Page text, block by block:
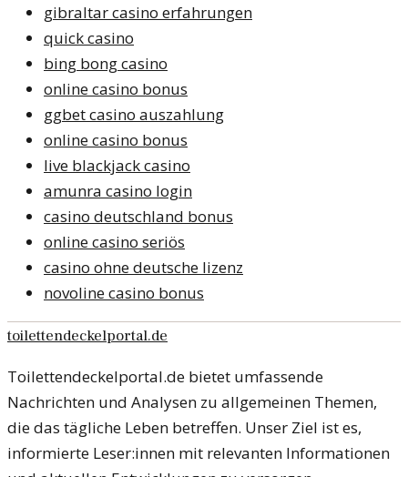
gibraltar casino erfahrungen
quick casino
bing bong casino
online casino bonus
ggbet casino auszahlung
online casino bonus
live blackjack casino
amunra casino login
casino deutschland bonus
online casino seriös
casino ohne deutsche lizenz
novoline casino bonus
toilettendeckelportal.de
Toilettendeckelportal.de bietet umfassende
Nachrichten und Analysen zu allgemeinen Themen,
die das tägliche Leben betreffen. Unser Ziel ist es,
informierte Leser:innen mit relevanten Informationen